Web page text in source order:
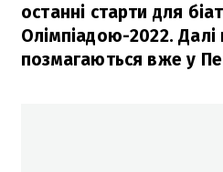
останні старти для
Олімпіадою-2022. Далі
позмагаються вже у